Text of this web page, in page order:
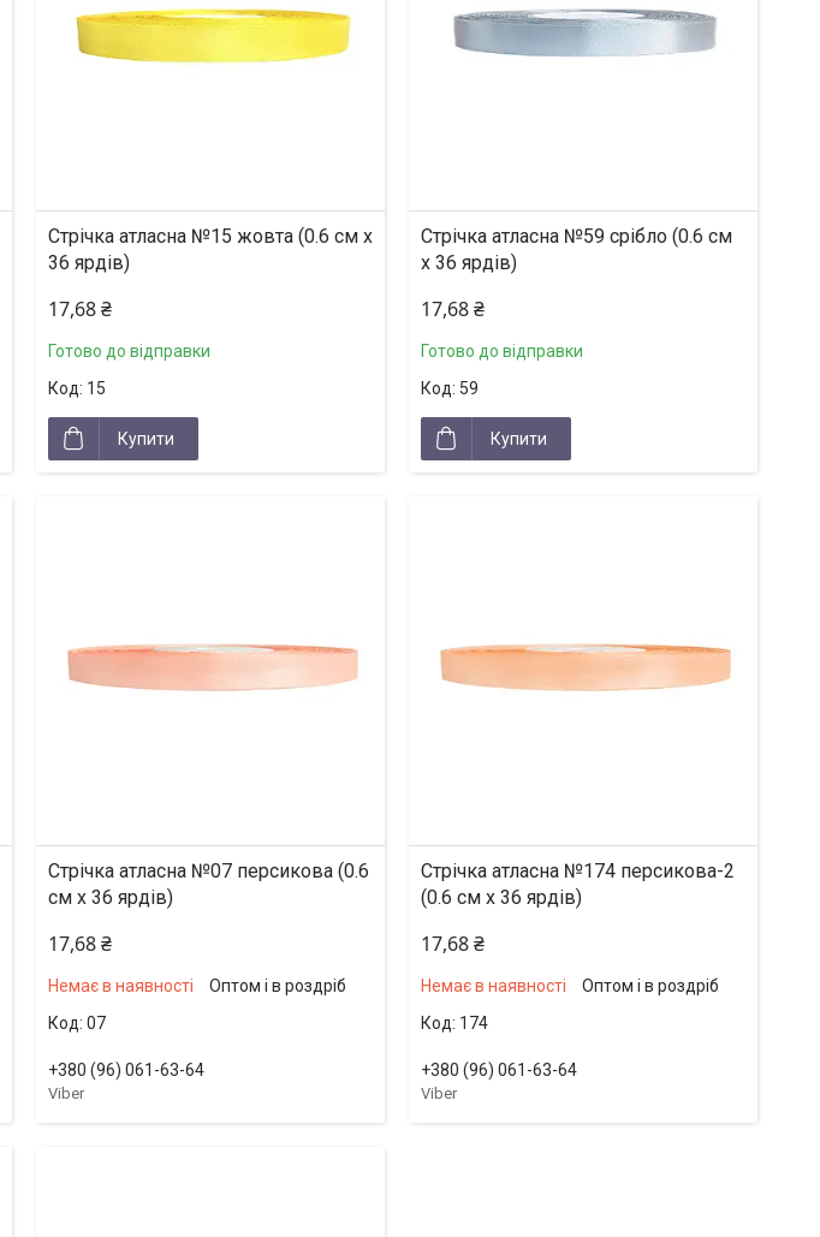
Стрічка атласна №15 жовта (0.6 см х
36 ярдів)
17,68 ₴
Готово до відправки
15
Купити
Стрічка атласна №59 срібло (0.6 см
х 36 ярдів)
17,68 ₴
Готово до відправки
59
Купити
Стрічка атласна №07 персикова (0.6
см х 36 ярдів)
17,68 ₴
Немає в наявності
Оптом і в роздріб
07
+380 (96) 061-63-64
Viber
Стрічка атласна №174 персикова-2
(0.6 см х 36 ярдів)
17,68 ₴
Немає в наявності
Оптом і в роздріб
174
+380 (96) 061-63-64
Viber